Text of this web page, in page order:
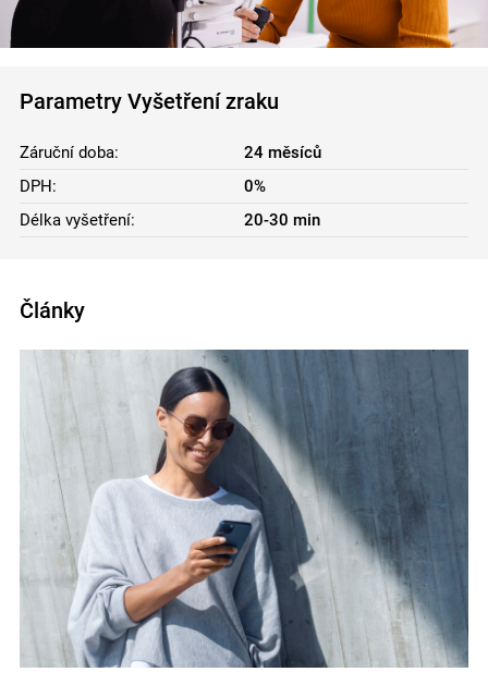
Parametry Vyšetření zraku
Záruční doba:
24 měsíců
DPH:
0%
Délka vyšetření:
20-30 min
Články